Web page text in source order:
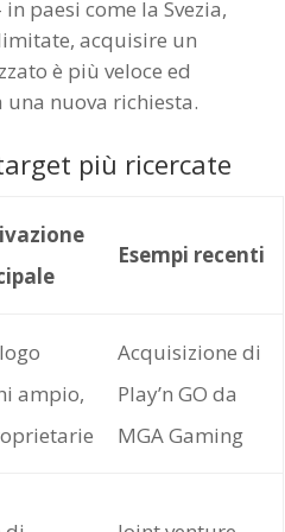
in paesi come la Svezia,
acquisire un
è più veloce ed
nuova richiesta.
più ricercate
Esempi recenti
ampio,
Acquisizione di
Play’n GO da
MGA Gaming